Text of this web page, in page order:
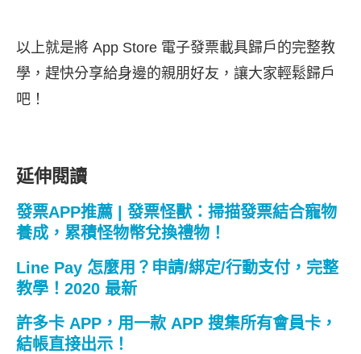
以上就是將 App Store 電子發票載具歸戶的完整教
學，趕快分享給身邊的親朋好友，讓大家輕鬆歸戶
吧！
延伸閱讀
發票APP推薦 | 發票怪獸：掃描發票結合寵物
養成，累積怪物幣兌換禮物！
Line Pay 怎麼用？申請/綁定/行動支付，完整
教學！2020 最新
許多卡 APP，用一款 APP 搜集所有會員卡，
結帳直接出示！